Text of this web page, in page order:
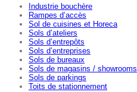
Industrie bouchère
Rampes d’accès
Sol de cuisines et Horeca
Sols d’ateliers
Sols d’entrepôts
Sols d’entreprises
Sols de bureaux
Sols de magasins / showrooms
Sols de parkings
Toits de stationnement